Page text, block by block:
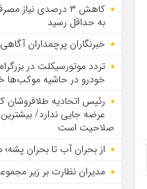
کاهش ۳ درصدی
به حداقل رسید
خبرنگاران پرچمداران
تردد موتورسیکلت در
خودرو در حاشیه موکب‌ها
رئیس اتحادیه طلافروشان
عرضه جایی ندارد/ بیشترین
صلاحیت است
از بحران آب تا بحران
مدیران نظارت بر زیر